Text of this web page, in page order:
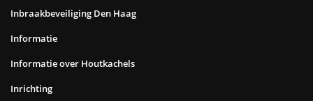
Inbraakbeveiliging Den Haag
Informatie
Informatie over Houtkachels
Inrichting